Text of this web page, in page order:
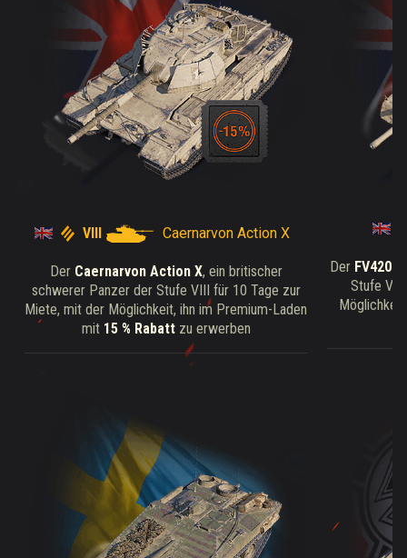
VIII Caernarvon Action X
Der Caernarvon Action X, ein britischer
schwerer Panzer der Stufe VIII für 10 Tage zur
Miete, mit der Möglichkeit, ihn im Premium-Laden
mit 15 % Rabattzu erwerben
Der FV4202
Stufe